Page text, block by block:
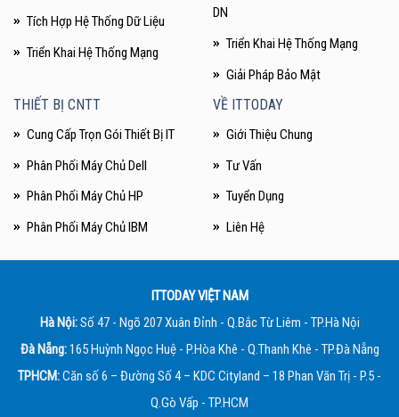
Tích Hợp Hệ Thống Dữ Liệu
Triển Khai Hệ Thống Mạng
DN
Triển Khai Hệ Thống Mạng
Giải Pháp Bảo Mật
THIẾT BỊ CNTT
Cung Cấp Trọn Gói Thiết Bị IT
Phân Phối Máy Chủ Dell
Phân Phối Máy Chủ HP
Phân Phối Máy Chủ IBM
VỀ ITTODAY
Giới Thiệu Chung
Tư Vấn
Tuyển Dụng
Liên Hệ
ITTODAY VIỆT NAM
Hà Nội:Số 47 - Ngõ 207 Xuân Đỉnh - Q.Bắc Từ Liêm - TP.Hà Nội
Đà Nẵng:165 Huỳnh Ngọc Huệ - P.Hòa Khê - Q.Thanh Khê - TP.Đà Nẵng
TPHCM:Căn số 6 – Đường Số 4 – KDC Cityland – 18 Phan Văn Trị - P.5 -
Q.Gò Vấp - TP.HCM